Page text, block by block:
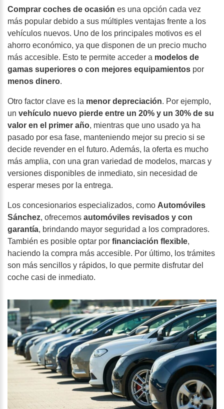
Comprar coches de ocasión es una opción cada vez
más popular debido a sus múltiples ventajas frente a los
vehículos nuevos. Uno de los principales motivos es el
ahorro económico, ya que disponen de un precio mucho
más accesible. Esto te permite acceder a modelos de
gamas superiores o con mejores equipamientos por
menos dinero.
Otro factor clave es la menor depreciación. Por ejemplo,
un vehículo nuevo pierde entre un 20% y un 30% de su
valor en el primer año, mientras que uno usado ya ha
pasado por esa fase, manteniendo mejor su precio si se
decide revender en el futuro. Además, la oferta es mucho
más amplia, con una gran variedad de modelos, marcas y
versiones disponibles de inmediato, sin necesidad de
esperar meses por la entrega.
Los concesionarios especializados, como Automóviles
Sánchez, ofrecemos automóviles revisados y con
garantía, brindando mayor seguridad a los compradores.
También es posible optar por financiación flexible,
haciendo la compra más accesible. Por último, los trámites
son más sencillos y rápidos, lo que permite disfrutar del
coche casi de inmediato.